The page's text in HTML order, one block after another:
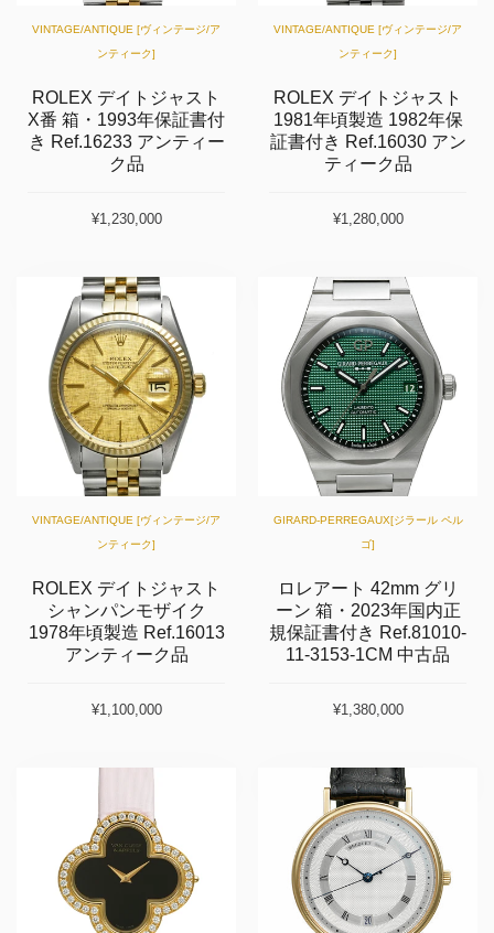
VINTAGE/ANTIQUE [ヴィンテージ/ア
ンティーク]
ROLEX デイトジャスト
X番 箱・1993年保証書付
き Ref.16233 アンティー
ク品
¥1,230,000
VINTAGE/ANTIQUE [ヴィンテージ/ア
ンティーク]
ROLEX デイトジャスト
1981年頃製造 1982年保
証書付き Ref.16030 アン
ティーク品
¥1,280,000
VINTAGE/ANTIQUE [ヴィンテージ/ア
ンティーク]
ROLEX デイトジャスト
シャンパンモザイク
1978年頃製造 Ref.16013
アンティーク品
¥1,100,000
GIRARD-PERREGAUX[ジラール ペル
ゴ]
ロレアート 42mm グリ
ーン 箱・2023年国内正
規保証書付き Ref.81010-
11-3153-1CM 中古品
¥1,380,000